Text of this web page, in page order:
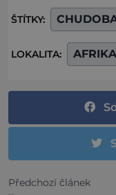
ŠTÍTKY:
LOKALITA: AFRIKA
Předchozí článek